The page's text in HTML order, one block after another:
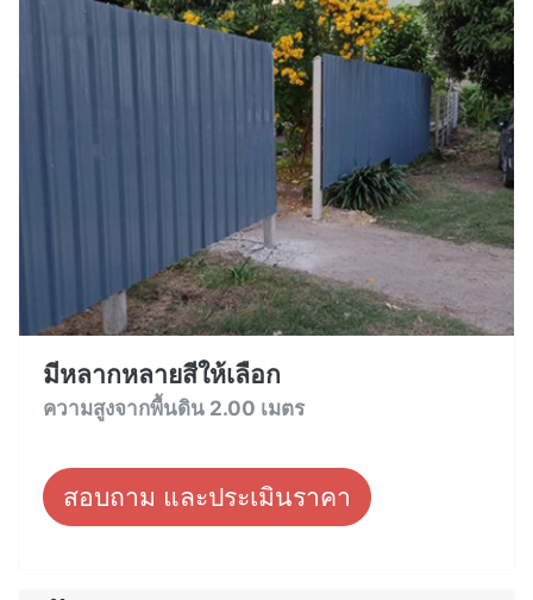
มีหลากหลายสีให้เลือก
ความสูงจากพื้นดิน 2.00 เมตร
สอบถาม และประเมินราคา